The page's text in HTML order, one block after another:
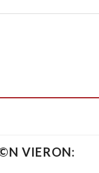
VIERON: